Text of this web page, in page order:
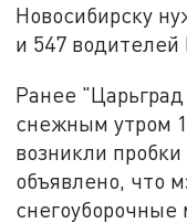
Новосибирску
и 547 водителей
Ранее
снежным утром
возникли
объявлено, что